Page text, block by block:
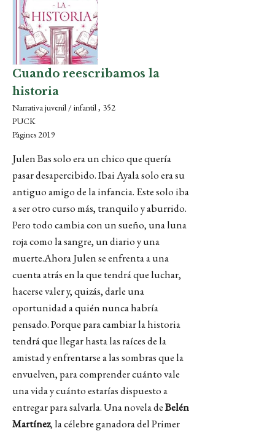
Cuando reescribamos la
historia
Narrativa juvenil / infantil , 352
PUCK
Pàgines 2019
Julen Bas solo era un chico que quería
pasar desapercibido. Ibai Ayala solo era su
antiguo amigo de la infancia. Este solo iba
a ser otro curso más, tranquilo y aburrido.
Pero todo cambia con un sueño, una luna
roja como la sangre, un diario y una
muerte.Ahora Julen se enfrenta a una
cuenta atrás en la que tendrá que luchar,
hacerse valer y, quizás, darle una
oportunidad a quién nunca habría
pensado. Porque para cambiar la historia
tendrá que llegar hasta las raíces de la
amistad y enfrentarse a las sombras que la
envuelven, para comprender cuánto vale
una vida y cuánto estarías dispuesto a
entregar para salvarla. Una novela deBelén
Martínez, la célebre ganadora del Primer